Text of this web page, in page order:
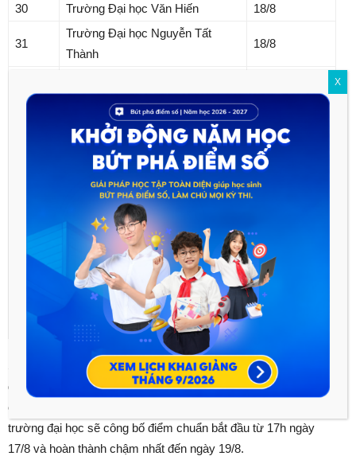
30 Trường Đại học Văn Hiến 18/8
31
Trường Đại học Nguyễn Tất
Thành
18/8
Bàng
Trường Đại học Y Dược
TP.HCM
19/8
Trường Đại học Y khoa Phạm
Ngọc Thạch
19/8
35
Trường Đại học Khoa học Sức
(Đại học Quốc gia TP.HCM)
19/8
Trường Đại học Sài Gòn 19/8
Trường Đại học Sư phạm
TP.HCM
19/8
Sau khi kết thúc lần lọc ảo cuối cùng, các trường sẽ nhập mức
điểm trúng tuyển và kết quả xét tuyển lên hệ thống, rà soát và
chuẩn bị công bố kết quả trúng tuyển đợt 1. Bộ yêu cầu các
trường đại học sẽ công bố điểm chuẩn bắt đầu từ 17h ngày
17/8 và hoàn thành chậm nhất đến ngày 19/8.
X